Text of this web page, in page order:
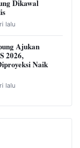
Dikawal
lalu
Ajukan
2026,
Naik
lalu